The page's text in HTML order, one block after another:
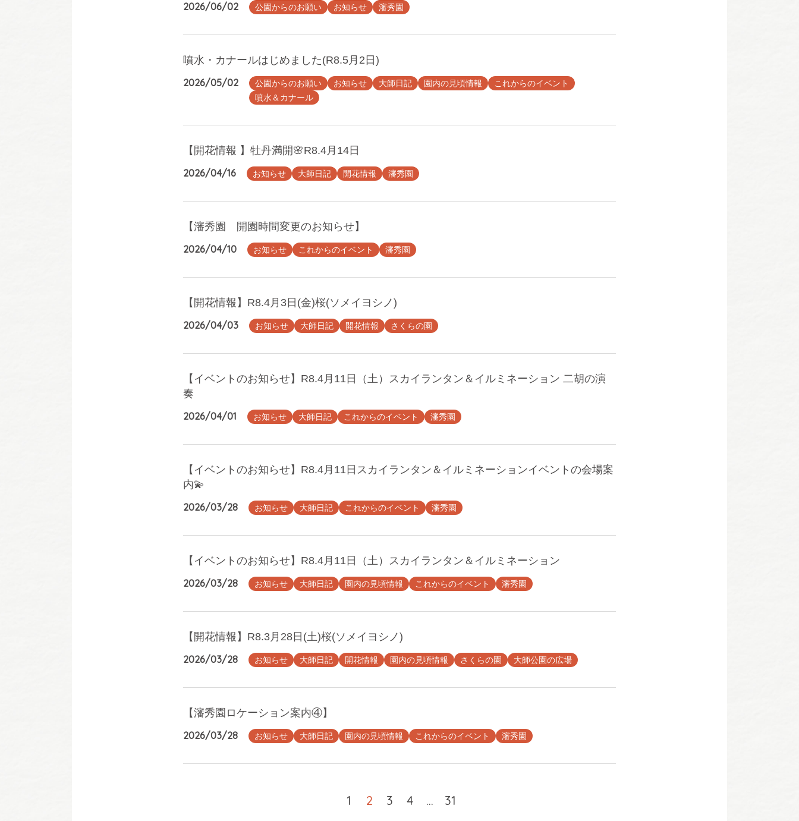
2026/06/02
公園からのお願い お知らせ 瀋秀園
噴水・カナールはじめました(R8.5月2日)
2026/05/02
公園からのお願い お知らせ 大師日記 園内の見頃情報
これからのイベント
噴水＆カナール
【開花情報 】牡丹満開🌸R8.4月14日
2026/04/16
お知らせ 大師日記 開花情報 瀋秀園
【瀋秀園 開園時間変更のお知らせ】
2026/04/10
お知らせ これからのイベント 瀋秀園
【開花情報】R8.4月3日(金)桜(ソメイヨシノ)
2026/04/03
お知らせ 大師日記 開花情報 さくらの園
【イベントのお知らせ】R8.4月11日（土）スカイランタン＆イルミネーション 二胡の演
奏
2026/04/01
お知らせ 大師日記 これからのイベント 瀋秀園
【イベントのお知らせ】R8.4月11日スカイランタン＆イルミネーションイベントの会場案
内💫
2026/03/28
お知らせ 大師日記 これからのイベント 瀋秀園
【イベントのお知らせ】R8.4月11日（土）スカイランタン＆イルミネーション
2026/03/28
お知らせ 大師日記 園内の見頃情報 これからのイベント 瀋秀園
【開花情報】R8.3月28日(土)桜(ソメイヨシノ)
2026/03/28
お知らせ 大師日記 開花情報 園内の見頃情報 さくらの園 大師公園の広場
【瀋秀園ロケーション案内④】
2026/03/28
お知らせ 大師日記 園内の見頃情報 これからのイベント 瀋秀園
1 2 3 4 … 31